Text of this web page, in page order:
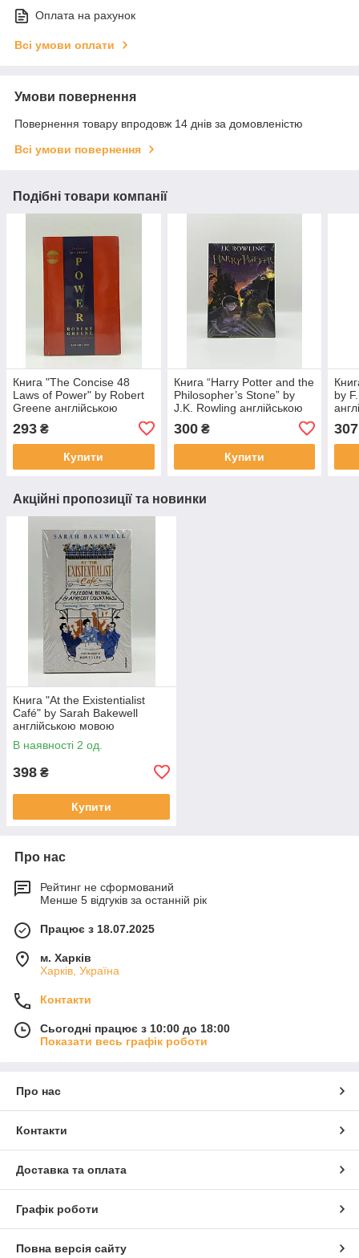
Оплата на рахунок
Всі умови оплати
Умови повернення
Повернення товару впродовж 14 днів за домовленістю
Всі умови повернення
Подібні товари компанії
Книга "The Concise 48
Laws of Power" by Robert
Greene англійською
293 ₴
Купити
Книга “Harry Potter and the
Philosopher’s Stone” by
J.K. Rowling англійською
300₴
Купити
by
307
Акційні пропозиції та новинки
Книга "At the Existentialist
Café" by Sarah Bakewell
англійською мовою
В наявності 2 од.
398 ₴
Купити
Про нас
Рейтинг не сформований
Менше 5 відгуків за останній рік
Працює з 18.07.2025
м. Харків
Харків, Україна
Контакти
Сьогодні працює з 10:00 до 18:00
Показати весь графік роботи
Про нас
Контакти
Доставка та оплата
Графік роботи
Повна версія сайту